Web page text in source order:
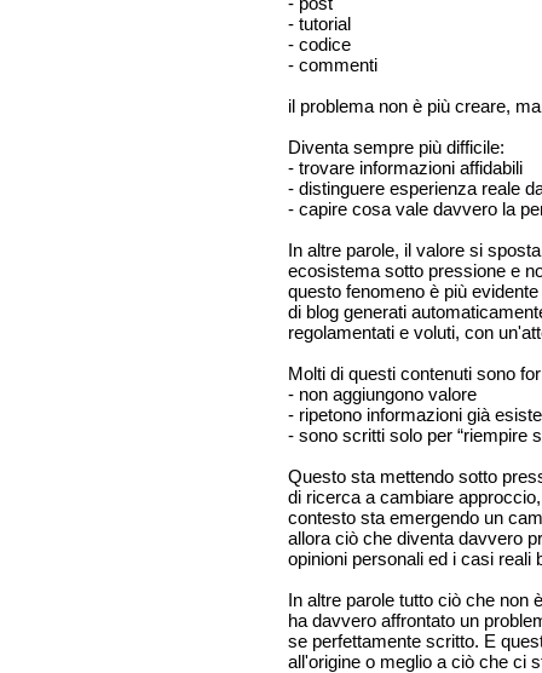
- tutorial
- codice
- commenti
il problema non è più creare,
Diventa sempre più difficile:
- trovare informazioni affidabili
- distinguere esperienza reale
- capire cosa vale davvero la
In altre parole, il valore si
ecosistema sotto pressione e
questo fenomeno è più
di blog generati
regolamentati e voluti, con
Molti di questi contenuti sono
- non aggiungono valore
- ripetono informazioni già
- sono scritti solo per “riempire
Questo sta mettendo sotto
di ricerca a cambiare
contesto sta emergendo un
allora ciò che diventa davvero
opinioni personali ed i casi
In altre parole tutto ciò che non
ha davvero affrontato un
se perfettamente scritto. E
all'origine o meglio a ciò che ci